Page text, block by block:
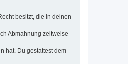
besitzt, die in deinen
Abmahnung zeitweise
hat. Du gestattest dem